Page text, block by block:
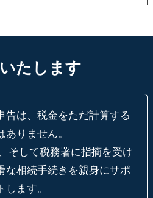
たします
告は、税金をただ計算する
ありません。
そして税務署に指摘を受け
な相続手続きを親身にサポ
します。